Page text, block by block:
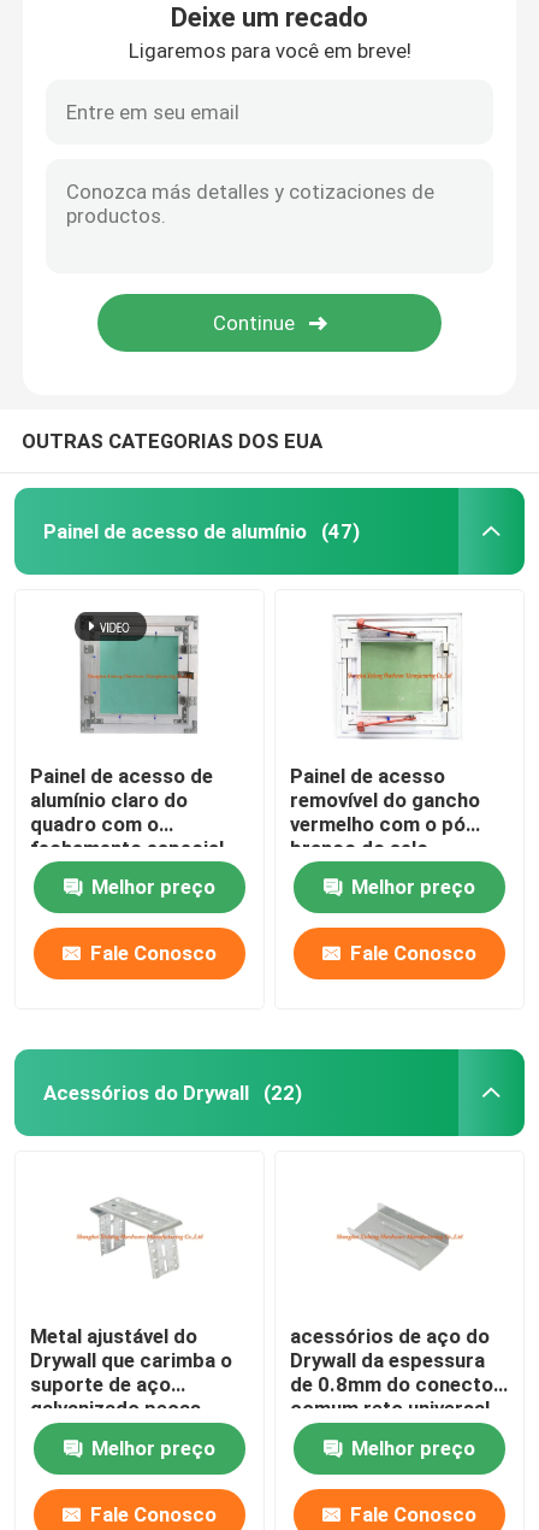
Deixe um recado
Ligaremos para você em breve!
OUTRAS CATEGORIAS DOS EUA
Painel de acesso de alumínio (47)
Painel de acesso de
alumínio claro do
quadro com o
fechamento especial
do impulso altura verde
da placa de gesso da
baixa
Melhor preço
Fale Conosco
Painel de acesso
removível do gancho
vermelho com o pó
branco do selo
revestido
Melhor preço
Fale Conosco
Acessórios do Drywall (22)
Metal ajustável do
Drywall que carimba o
suporte de aço
galvanizado peças
Melhor preço
Fale Conosco
acessórios de aço do
Drywall da espessura
de 0.8mm do conector
comum reto universal
do perfil
Melhor preço
Fale Conosco